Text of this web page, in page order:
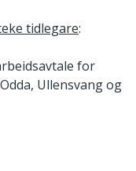
tidlegare:
for
Ullensvang og